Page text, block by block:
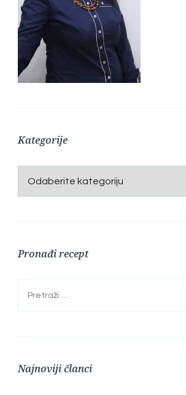
Kategorije
Kategorije
Pronađi recept
Pretraga:
Najnoviji članci